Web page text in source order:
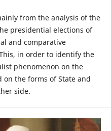
from the analysis of the
presidential elections of
and comparative
in order to identify the
phenomenon on the
on the forms of State and
side.